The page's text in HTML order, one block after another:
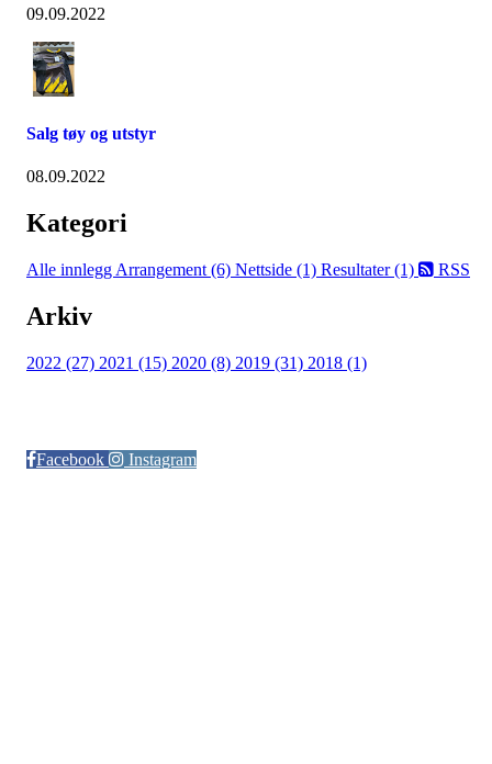
09.09.2022
Salg tøy og utstyr
08.09.2022
Kategori
Alle innlegg Arrangement (6) Nettside (1) Resultater (1) RSS
Arkiv
2022 (27) 2021 (15) 2020 (8) 2019 (31) 2018 (1)
Facebook
Instagram